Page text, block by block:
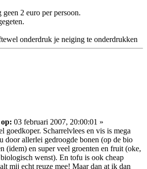
2 euro per persoon.
onderdruk je neiging te onderdrukken
03 februari 2007, 20:00:01 »
goedkoper. Scharrelvlees en vis is mega
door allerlei gedroogde bonen (op de bio
(idem) en super veel groenten en fruit (oke,
wenst). En tofu is ook cheap
mij echt reuze mee! Maar dan at ik dan